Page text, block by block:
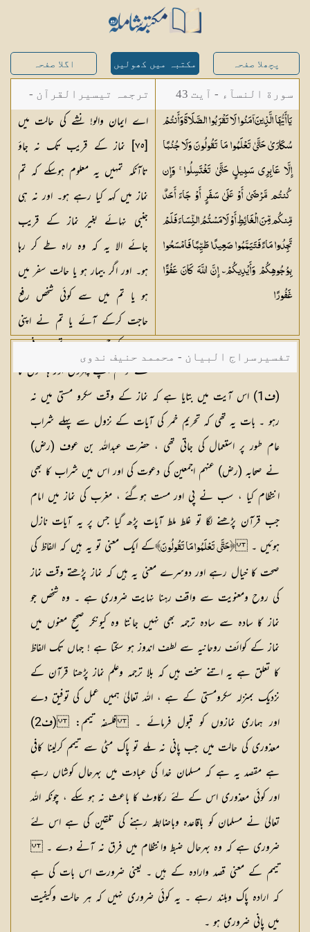
پچھلا صفحہ مکتبہ میں کھولیں اگلا صفحہ
سورة النسآء - آیت 43
يَا أَيُّهَا الَّذِينَ آمَنُوا لَا تَقْرَبُوا الصَّلَاةَ وَأَنتُمْ
سُكَارَىٰ حَتَّىٰ تَعْلَمُوا مَا تَقُولُونَ وَلَا جُنُبًا
إِلَّا عَابِرِي سَبِيلٍ حَتَّىٰ تَغْتَسِلُوا ۚ وَإِن
كُنتُم مَّرْضَىٰ أَوْ عَلَىٰ سَفَرٍ أَوْ جَاءَ أَحَدٌ
مِّنكُم مِّنَ الْغَائِطِ أَوْ لَامَسْتُمُ النِّسَاءَ فَلَمْ
تَجِدُوا مَاءً فَتَيَمَّمُوا صَعِيدًا طَيِّبًا فَامْسَحُوا
بِوُجُوهِكُمْ وَأَيْدِيكُمْ ۗ إِنَّ اللَّهَ كَانَ عَفُوًّا
غَفُورًا
ترجمہ تیسیرالقرآن -
مولانا عبد الرحمن
کیلانی
اے ایمان والو! نشے کی حالت میں
[٧٥] نماز کے قریب تک نہ جاؤ
تاآنکہ تمہیں یہ معلوم ہوسکے کہ تم
نماز میں کہہ کیا رہے ہو۔ اور نہ ہی
جنبی نہائے بغیر نماز کے قریب
جائے الا یہ کہ وہ راہ طے کر رہا
ہو۔ اور اگر بیمار ہو یا حالت سفر میں
ہو یا تم میں سے کوئی شخص رفع
حاجت کرکے آئے یا تم نے اپنی
بیویوں کو چھوا ہو، پھر تمہیں پانی نہ
ملے تو تم اپنے چہروں اور ہاتھوں کا
[٧٦] مسح کرلو (اور نماز ادا کرلو) یقینا
اللہ نرمی سے کام لینے والا اور بخشنے
والا ہے۔
تفسیرسراج البیان - محممد حنیف ندوی
(ف1 ) اس آیت میں بتایا ہے کہ نماز کے وقت سکرو مستی میں نہ
رہو ۔ بات یہ تھی کہ تحریم خمر کی آیات کے نزول سے پہلے شراب
عام طور پر استعمال کی جاتی تھی ، حضرت عبداللہ بن عوف (رض)
نے صحابہ (رض) عنہم اجمعین کی دعوت کی اور اس میں شراب كا بھی
انتظام کیا ، سب نے پی اور مست ہوگئے ، مغرب کی نماز میں امام
جب قرآن پڑھنے لگا تو غلط ملط آیات پڑھ گیا جس پر یہ آیات نازل
ہوئیں ۔﴿حَتَّى تَعْلَمُوا مَا تَقُولُونَ﴾کے ایک معنی تو یہ ہیں کہ الفاظ کی
صحت کا خیال رہے اور دوسرے معنی یہ ہیں کہ نماز پڑھتے وقت نماز
کی روح ومعنویت سے واقف رہنا نہایت ضروری ہے ۔ وہ شخص جو
نماز کا سادہ سے سادہ ترجمہ بھی نہیں جانتا وہ کیونکر صحیح معنوں میں
نماز کے کوائف روحانیہ سے لطف اندوز ہو سکتا ہے ! جہاں تک الفاظ
کا تعلق ہے یہ اتنے سخت ہیں کہ بلا ترجمہ وعلم نماز پڑھنا قرآن کے
نزدیک بمنزلہ سکرومستی کے ہے ، اللہ تعالیٰ ہمیں عمل کی توفیق دے
اور ہماری نمازوں کو قبول فرمائے ۔فلسفہ تیمم: (ف2 )
معذوری کی حالت میں جب پانی نہ ملے تو پاک مٹی سے تیمم کرلینا کافی
ہے مقصد یہ ہے کہ مسلمان خدا کی عبادت میں بہرحال کوشاں رہے
اور کوئی معذوری اس کے لئے رکاوٹ کا باعث نہ ہو سکے ، چونکہ اللہ
تعالیٰ نے مسلمان کو باقاعدہ وباضابطہ رہنے کی تلقین کی ہے اس لئے
ضروری ہے کہ وہ بہرحال ضبط وانتظام میں فرق نہ آنے دے ۔
تیمم کے معنی قصد وارادہ کے ہیں ۔ یعنی ضرورت اس بات کی ہے
کہ ارادہ پاک وبلند رہے ۔ یہ کوئی ضروری نہیں کہ ہر حالت وکیفیت
میں پانی ضروری ہو ۔